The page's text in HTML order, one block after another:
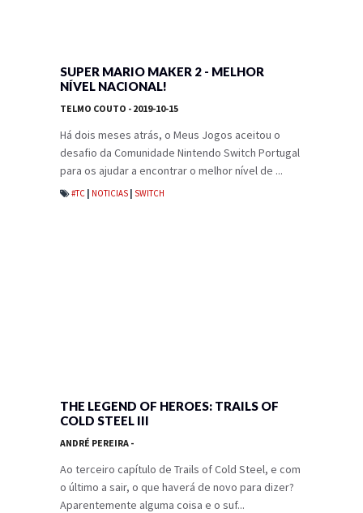
SUPER MARIO MAKER 2 - MELHOR
NÍVEL NACIONAL!
TELMO COUTO - 2019-10-15
Há dois meses atrás, o Meus Jogos aceitou o
desafio da Comunidade Nintendo Switch Portugal
para os ajudar a encontrar o melhor nível de ...
#TC NOTICIAS SWITCH
THE LEGEND OF HEROES: TRAILS OF
COLD STEEL III
ANDRÉ PEREIRA -
Ao terceiro capítulo de Trails of Cold Steel, e com
o último a sair, o que haverá de novo para dizer?
Aparentemente alguma coisa e o suf...